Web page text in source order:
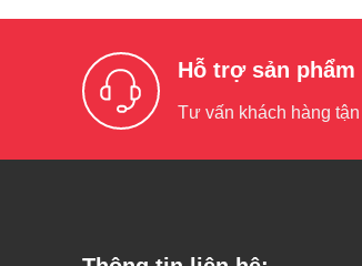
Hỗ trợ sản phẩm
Tư vấn khách hàng